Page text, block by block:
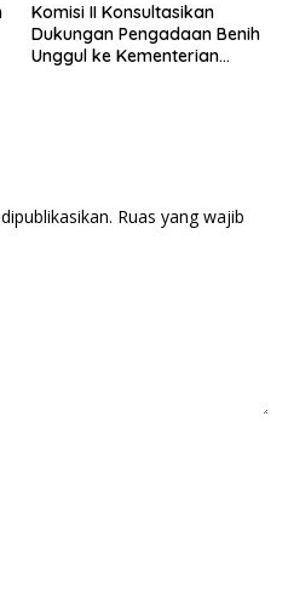
Komisi II Konsultasikan
Dukungan Pengadaan Benih
Unggul ke Kementerian
Ruas yang wajib